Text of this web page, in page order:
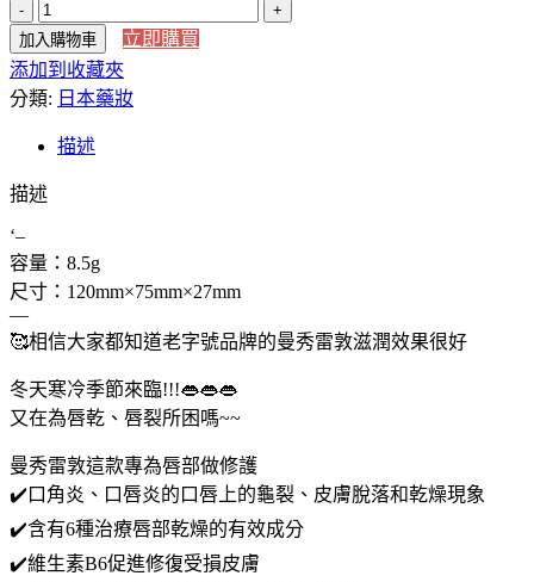
【日
本
代
購】
日
曼
雷
敦
裂
舒
緩
護
膏
8.5g
數
量
加入購物車
立即購買
添加到收藏夾
分類: 日本藥妝
描述
描述
‘–
容量：8.5g
尺寸：120mm×75mm×27mm
—
🥰相信大家都知道老字號品牌的曼秀雷敦滋潤效果很好
冬天寒冷季節來臨!!!👄👄👄
又在為唇乾、唇裂所困嗎~~
曼秀雷敦這款專為唇部做修護
✔️口角炎、口唇炎的口唇上的龜裂、皮膚脫落和乾燥現象
✔️含有6種治療唇部乾燥的有效成分
✔️維生素B6促進修復受損皮膚